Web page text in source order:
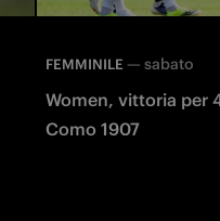
FEMMINILE — sabato
Women, vittoria per
Como 1907